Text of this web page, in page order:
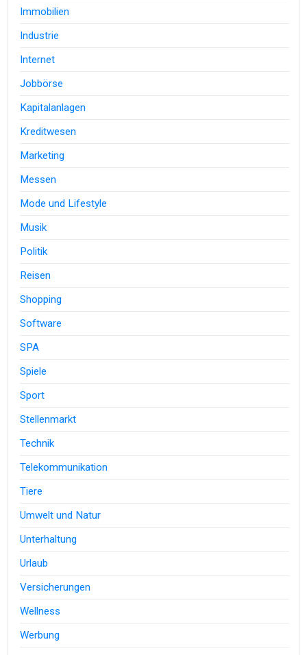
Immobilien
Industrie
Internet
Jobbörse
Kapitalanlagen
Kreditwesen
Marketing
Messen
Mode und Lifestyle
Musik
Politik
Reisen
Shopping
Software
SPA
Spiele
Sport
Stellenmarkt
Technik
Telekommunikation
Tiere
Umwelt und Natur
Unterhaltung
Urlaub
Versicherungen
Wellness
Werbung